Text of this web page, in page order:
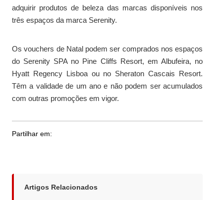
adquirir produtos de beleza das marcas disponíveis nos
três espaços da marca Serenity.
Os vouchers de Natal podem ser comprados nos espaços
do Serenity SPA no Pine Cliffs Resort, em Albufeira, no
Hyatt Regency Lisboa ou no Sheraton Cascais Resort.
Têm a validade de um ano e não podem ser acumulados
com outras promoções em vigor.
Partilhar em:
Artigos Relacionados